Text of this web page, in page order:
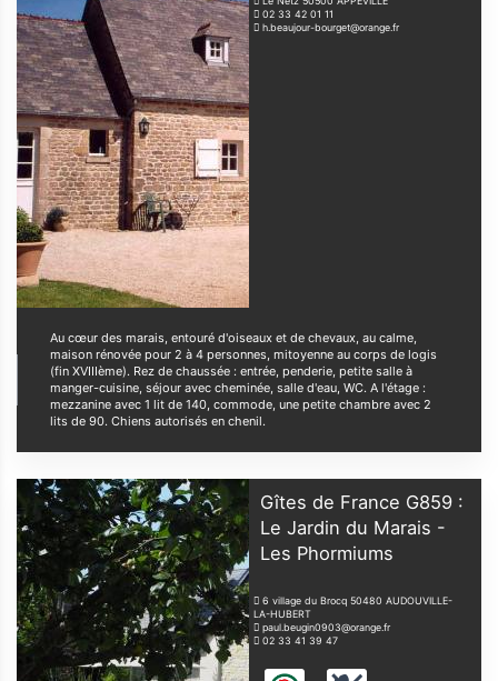
02 33 42 01 11
h.beaujour-bourget@orange.fr
Au cœur des marais, entouré d'oiseaux et de chevaux, au calme,
maison rénovée pour 2 à 4 personnes, mitoyenne au corps de logis
(fin XVIIIème). Rez de chaussée : entrée, penderie, petite salle à
manger-cuisine, séjour avec cheminée, salle d'eau, WC. A l'étage :
mezzanine avec 1 lit de 140, commode, une petite chambre avec 2
lits de 90. Chiens autorisés en chenil.
Gîtes de France G859 :
Le Jardin du Marais -
Les Phormiums
6 village du Brocq 50480 AUDOUVILLE-
LA-HUBERT
paul.beugin0903@orange.fr
02 33 41 39 47